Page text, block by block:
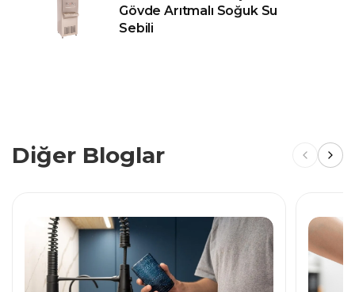
Gövde Arıtmalı Soğuk Su
Sebili
Diğer Bloglar